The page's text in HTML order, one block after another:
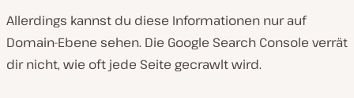
Allerdings kannst du diese Informationen nur auf
Domain-Ebene sehen. Die Google Search Console verrät
dir nicht, wie oft jede Seite gecrawlt wird.